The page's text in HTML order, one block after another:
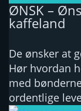
ØNSK –
kaffeland
De ønsker at
Hør hvordan
med
ordentlige